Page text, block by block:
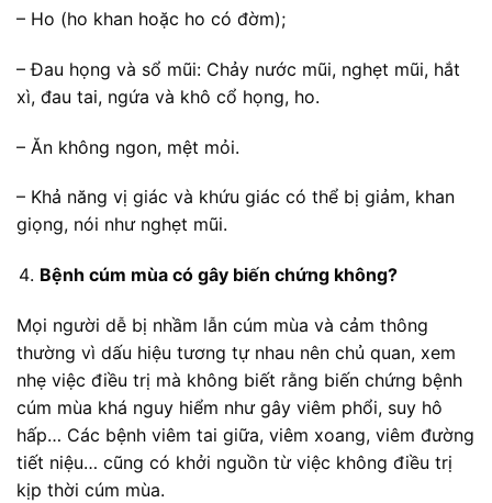
– Ho (ho khan hoặc ho có đờm);
– Đau họng và sổ mũi: Chảy nước mũi, nghẹt mũi, hắt
xì, đau tai, ngứa và khô cổ họng, ho.
– Ăn không ngon, mệt mỏi.
– Khả năng vị giác và khứu giác có thể bị giảm, khan
giọng, nói như nghẹt mũi.
Bệnh cúm mùa có gây biến chứng không?
Mọi người dễ bị nhầm lẫn cúm mùa và cảm thông
thường vì dấu hiệu tương tự nhau nên chủ quan, xem
nhẹ việc điều trị mà không biết rằng biến chứng bệnh
cúm mùa khá nguy hiểm như gây viêm phổi, suy hô
hấp… Các bệnh viêm tai giữa, viêm xoang, viêm đường
tiết niệu… cũng có khởi nguồn từ việc không điều trị
kịp thời cúm mùa.